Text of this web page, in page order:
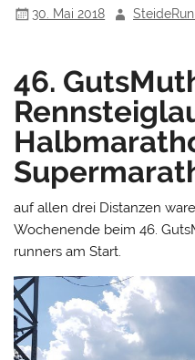
30. Mai 2018
46.
auf allen drei Distanzen
Wochenende beim 46.
runners am Start.